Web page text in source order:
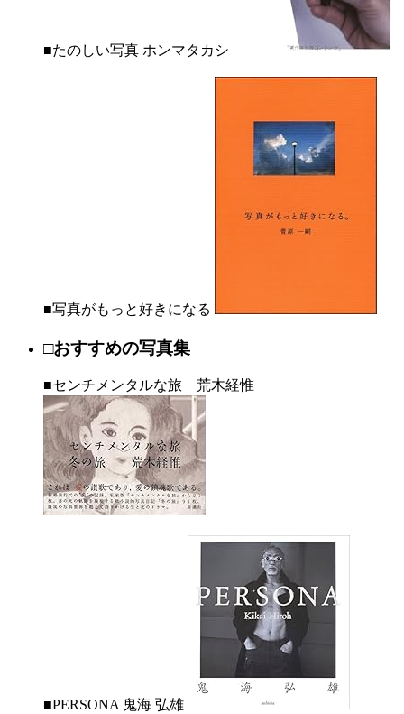
■たのしい写真 ホンマタカシ
■写真がもっと好きになる
□おすすめの写真集
■センチメンタルな旅 荒木経惟
■PERSONA 鬼海 弘雄